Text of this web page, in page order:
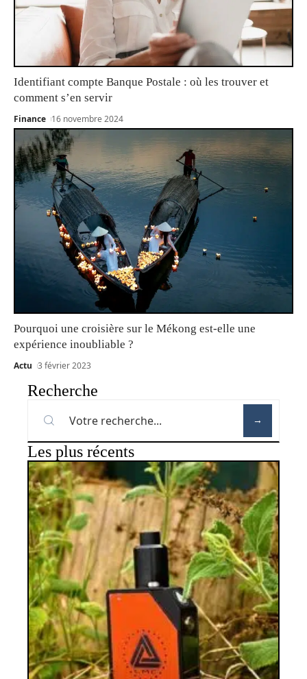
Identifiant compte Banque Postale : où les trouver et
comment s’en servir
Finance 16 novembre 2024
Pourquoi une croisière sur le Mékong est-elle une
expérience inoubliable ?
Actu 3 février 2023
Recherche
Les plus récents